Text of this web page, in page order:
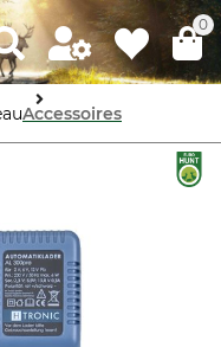
0
Accessoires